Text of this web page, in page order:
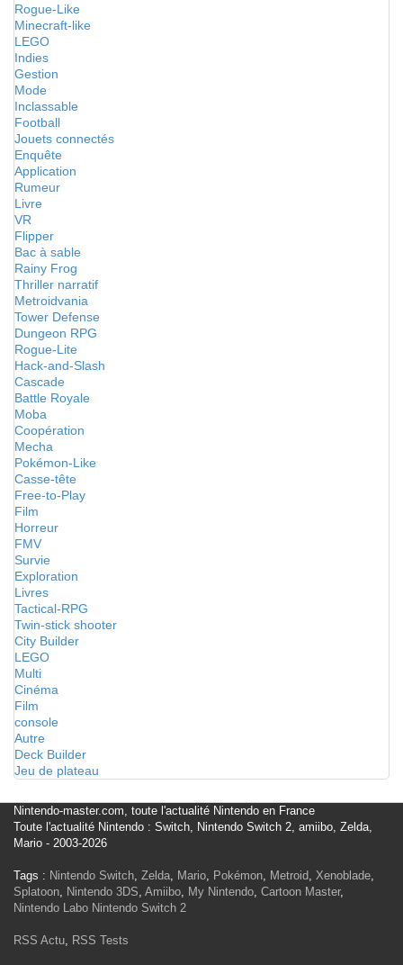
Rogue-Like
Minecraft-like
LEGO
Indies
Gestion
Mode
Inclassable
Football
Jouets connectés
Enquête
Application
Rumeur
Livre
VR
Flipper
Bac à sable
Rainy Frog
Thriller narratif
Metroidvania
Tower Defense
Dungeon RPG
Rogue-Lite
Hack-and-Slash
Cascade
Battle Royale
Moba
Coopération
Mecha
Pokémon-Like
Casse-tête
Free-to-Play
Film
Horreur
FMV
Survie
Exploration
Livres
Tactical-RPG
Twin-stick shooter
City Builder
LEGO
Multi
Cinéma
Film
console
Autre
Deck Builder
Jeu de plateau
Nintendo-master.com, toute l'actualité Nintendo en France
Toute l'actualité Nintendo : Switch, Nintendo Switch 2, amiibo, Zelda,
Mario - 2003-2026
Tags : Nintendo Switch, Zelda, Mario, Pokémon, Metroid, Xenoblade,
Splatoon, Nintendo 3DS, Amiibo, My Nintendo, Cartoon Master,
Nintendo Labo Nintendo Switch 2
RSS Actu, RSS Tests